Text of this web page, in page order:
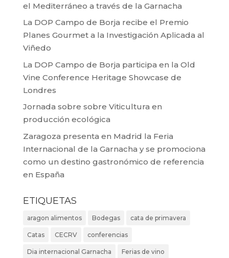
el Mediterráneo a través de la Garnacha
La DOP Campo de Borja recibe el Premio
Planes Gourmet a la Investigación Aplicada al
Viñedo
La DOP Campo de Borja participa en la Old
Vine Conference Heritage Showcase de
Londres
Jornada sobre sobre Viticultura en
producción ecológica
Zaragoza presenta en Madrid la Feria
Internacional de la Garnacha y se promociona
como un destino gastronómico de referencia
en España
ETIQUETAS
aragon alimentos Bodegas cata de primavera
Catas CECRV conferencias
Dia internacional Garnacha Ferias de vino